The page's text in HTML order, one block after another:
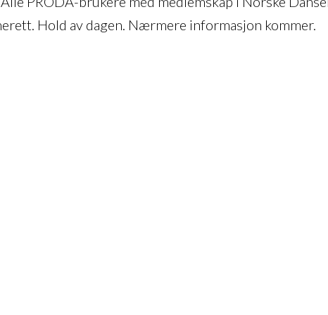
Hold av dagen. Nærmere informasjon kommer.